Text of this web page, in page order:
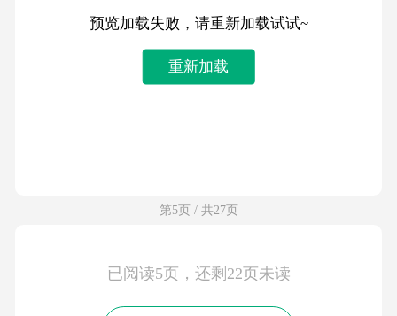
预览加载失败，请重新加载试试~
重新加载
第5页 / 共27页
已阅读5页，还剩22页未读